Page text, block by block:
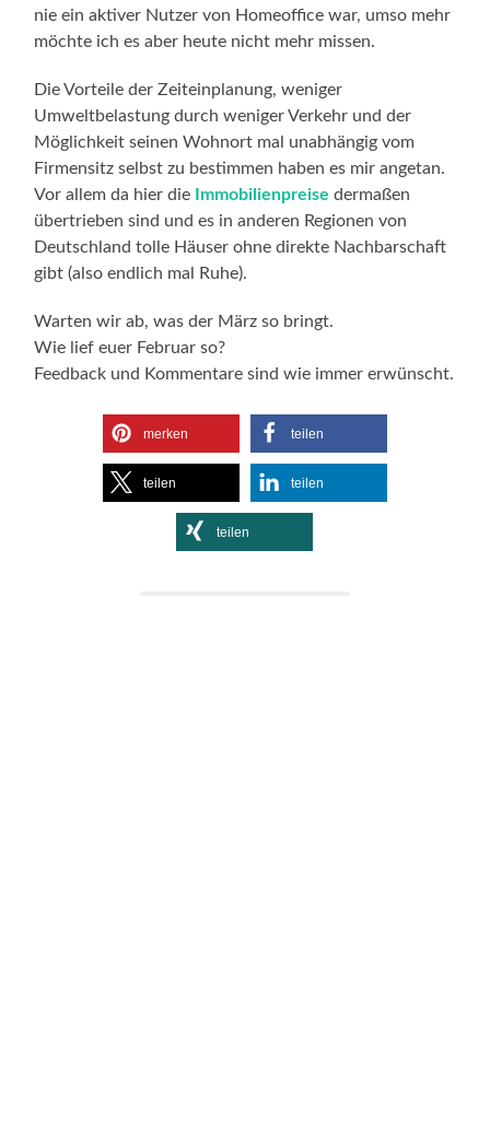
nie ein aktiver Nutzer von Homeoffice war, umso mehr
möchte ich es aber heute nicht mehr missen.
Die Vorteile der Zeiteinplanung, weniger
Umweltbelastung durch weniger Verkehr und der
Möglichkeit seinen Wohnort mal unabhängig vom
Firmensitz selbst zu bestimmen haben es mir angetan.
Vor allem da hier die
Immobilienpreisedermaßen
übertrieben sind und es in anderen Regionen von
Deutschland tolle Häuser ohne direkte Nachbarschaft
gibt (also endlich mal Ruhe).
Warten wir ab, was der März so bringt.
Wie lief euer Februar so?
Feedback und Kommentare sind wie immer erwünscht.
merken teilen
teilen teilen
teilen